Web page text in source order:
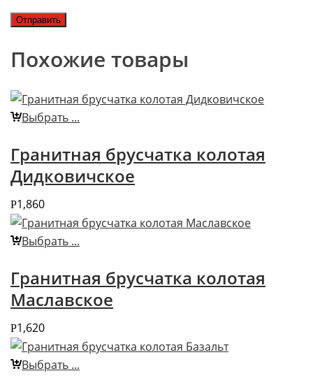
Похожие товары
Выбрать ...
Гранитная брусчатка колотая
Дидковичское
Р1,860
Выбрать ...
Гранитная брусчатка колотая
Маславское
Р1,620
Выбрать ...